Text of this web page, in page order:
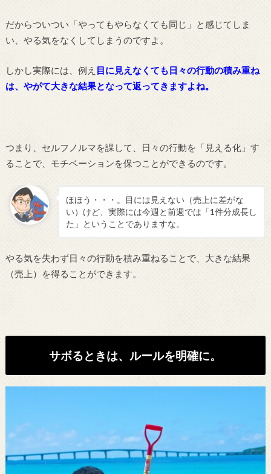
だからついつい「やってもやらなくても同じ」と感じてしま
い、やる気をなくしてしまうのですよ。
しかし実際には、例え 目に見えなくても日々の行動の積み重ね
は、やがて大きな結果となって返ってきますよね。
つまり、セルフノルマを課して、日々の行動を「見える化」す
ることで、モチベーションを保つことができるのです。
ほほう・・・。目には見えない（売上に差がな
い）けど、実際には今週と前週では「1件分成長し
た」ということでありますな。
やる気を失わず日々の行動を積み重ねることで、大きな結果
（売上）を得ることができます。
サボるときは、ルールを明確に。